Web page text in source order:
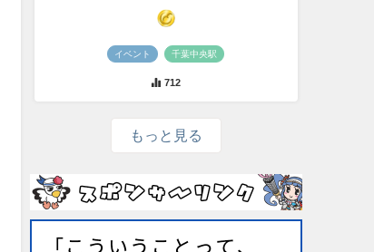
イベント 千葉中央駅
712
もっと見る